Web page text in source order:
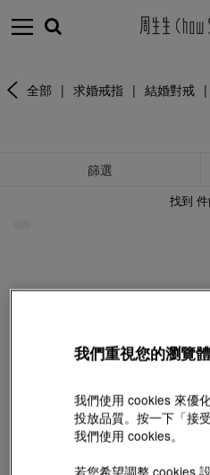
全部 | 求婚戒指 | 結婚對戒 |
篩選
找到
我們重視您的瀏覽
我們使用 cookies 來優
投放品質。按一下「接
我們使用 cookies。
若您希望調整 cookies